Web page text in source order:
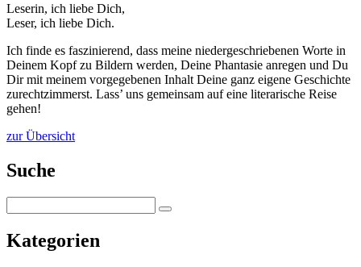
Leserin, ich liebe Dich,
Leser, ich liebe Dich.
Ich finde es faszinierend, dass meine niedergeschriebenen Worte in
Deinem Kopf zu Bildern werden, Deine Phantasie anregen und Du
Dir mit meinem vorgegebenen Inhalt Deine ganz eigene Geschichte
zurechtzimmerst. Lass’ uns gemeinsam auf eine literarische Reise
gehen!
zur Übersicht
Suche
Kategorien